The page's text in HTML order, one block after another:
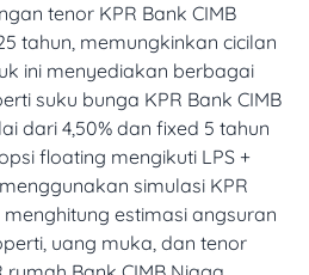
tenor KPR Bank CIMB
tahun, memungkinkan cicilan
ini menyediakan berbagai
suku bunga KPR Bank CIMB
dari 4,50% dan fixed 5 tahun
floating mengikuti LPS +
simulasi KPR
menghitung estimasi angsuran
uang muka, dan tenor